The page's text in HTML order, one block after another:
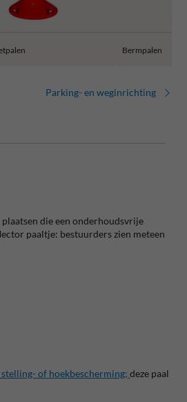
Bermpalen
Parking- en weginrichting
die een onderhoudsvrije
paaltje: bestuurders zien meteen
of hoekbescherming; deze paal